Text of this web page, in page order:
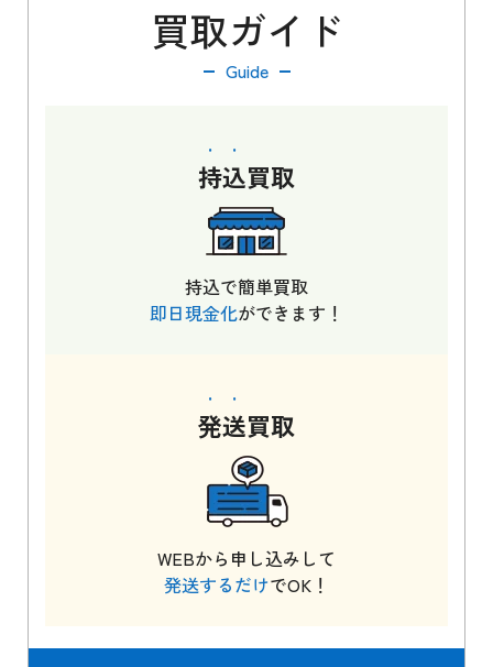
買取ガイド
Guide
持込買取
持込で簡単買取
即日現金化ができます！
発送買取
WEBから申し込みして
発送するだけでOK！